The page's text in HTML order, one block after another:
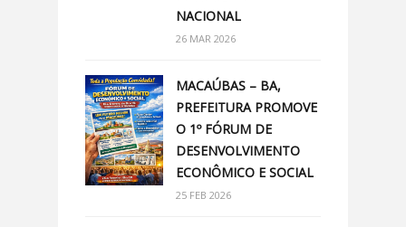
NACIONAL
26 MAR 2026
MACAÚBAS – BA,
PREFEITURA PROMOVE
O 1º FÓRUM DE
DESENVOLVIMENTO
ECONÔMICO E SOCIAL
25 FEB 2026